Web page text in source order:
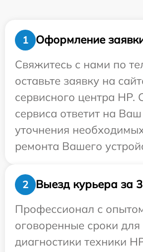
1
Оформление
Свяжитесь с нами по
оставьте заявку на
сервисного центра HP.
сервиса ответит на
уточнения
ремонта Вашего
2
Выезд курьера за
Профессионал с
оговоренные сроки для
диагностики техники